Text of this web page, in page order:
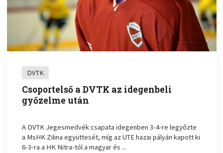
DVTK
Csoportelső a DVTK az idegenbeli
győzelme után
A DVTK Jegesmedvék csapata idegenben 3-4-re legyőzte
a MsHK Zilina együttesét, míg az UTE hazai pályán kapott ki
6-3-ra a HK Nitra-tól a magyar és ...